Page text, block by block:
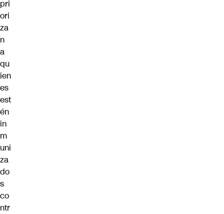
pri
ori
za
n
a
qu
ien
es
est
én
in
m
uni
za
do
s
co
ntr